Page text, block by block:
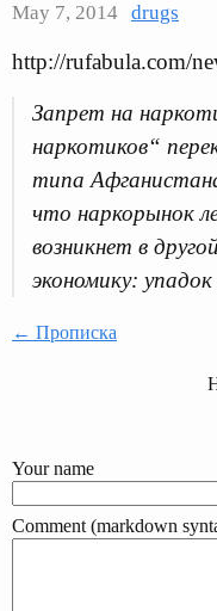
May 7, 2014 drugs
http://rufabula.com/
Запрет на
наркотиков“
типа
что наркорынок
возникнет в
экономику:
← Прописка
Your name
Comment (markdown